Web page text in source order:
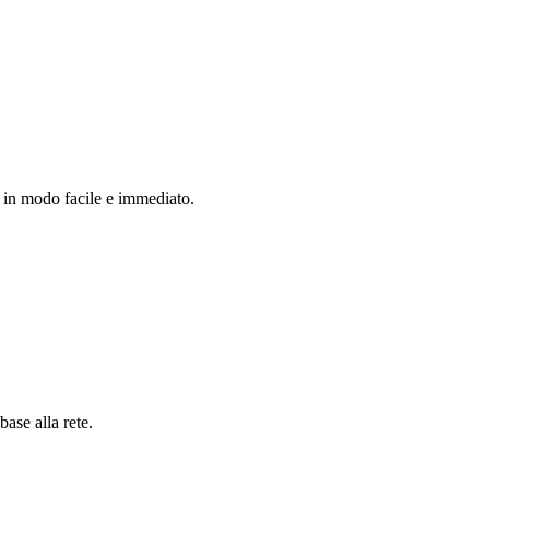
modo facile e immediato.
alla rete.